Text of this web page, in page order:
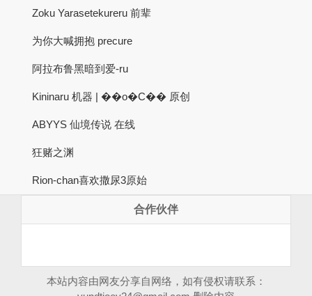
Zoku Yarasetekureru 前辈
为你大喊拥抱 precure
阿拉布鲁黑暗到爱-ru
Kininaru 机器 | ��ο�C�� 原创
ABYYS 仙境传说 在线
狂赌之渊
Rion-chan喜欢撒尿3原始
合作伙伴
本站内容由网友分享自网络，如有侵权请联系：